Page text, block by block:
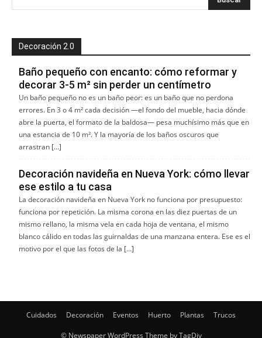
Decoración 2.0
Baño pequeño con encanto: cómo reformar y
decorar 3-5 m² sin perder un centímetro
Un baño pequeño no es un baño peor: es un baño que no perdona
errores. En 3 o 4 m² cada decisión —el fondo del mueble, hacia dónde
abre la puerta, el formato de la baldosa— pesa muchísimo más que en
una estancia de 10 m². Y la mayoría de los baños oscuros que
arrastran […]
Decoración navideña en Nueva York: cómo llevar
ese estilo a tu casa
La decoración navideña en Nueva York no funciona por presupuesto:
funciona por repetición. La misma corona en las diez puertas de un
mismo rellano, la misma vela en cada hoja de ventana, el mismo
blanco cálido en todas las guirnaldas de una manzana entera. Ese es el
motivo por el que las fotos de la […]
Cuidados Decoración Eventos Huerto Plantas Trucos
© Newspaper WordPress Theme by TagDiv